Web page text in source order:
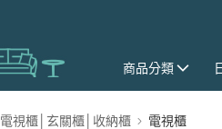
商品分類
電視櫃│玄關櫃│收納櫃 電視櫃